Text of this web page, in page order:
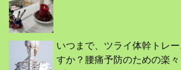
いつまで、ツライ体幹トレ
すか？腰痛予防のための楽